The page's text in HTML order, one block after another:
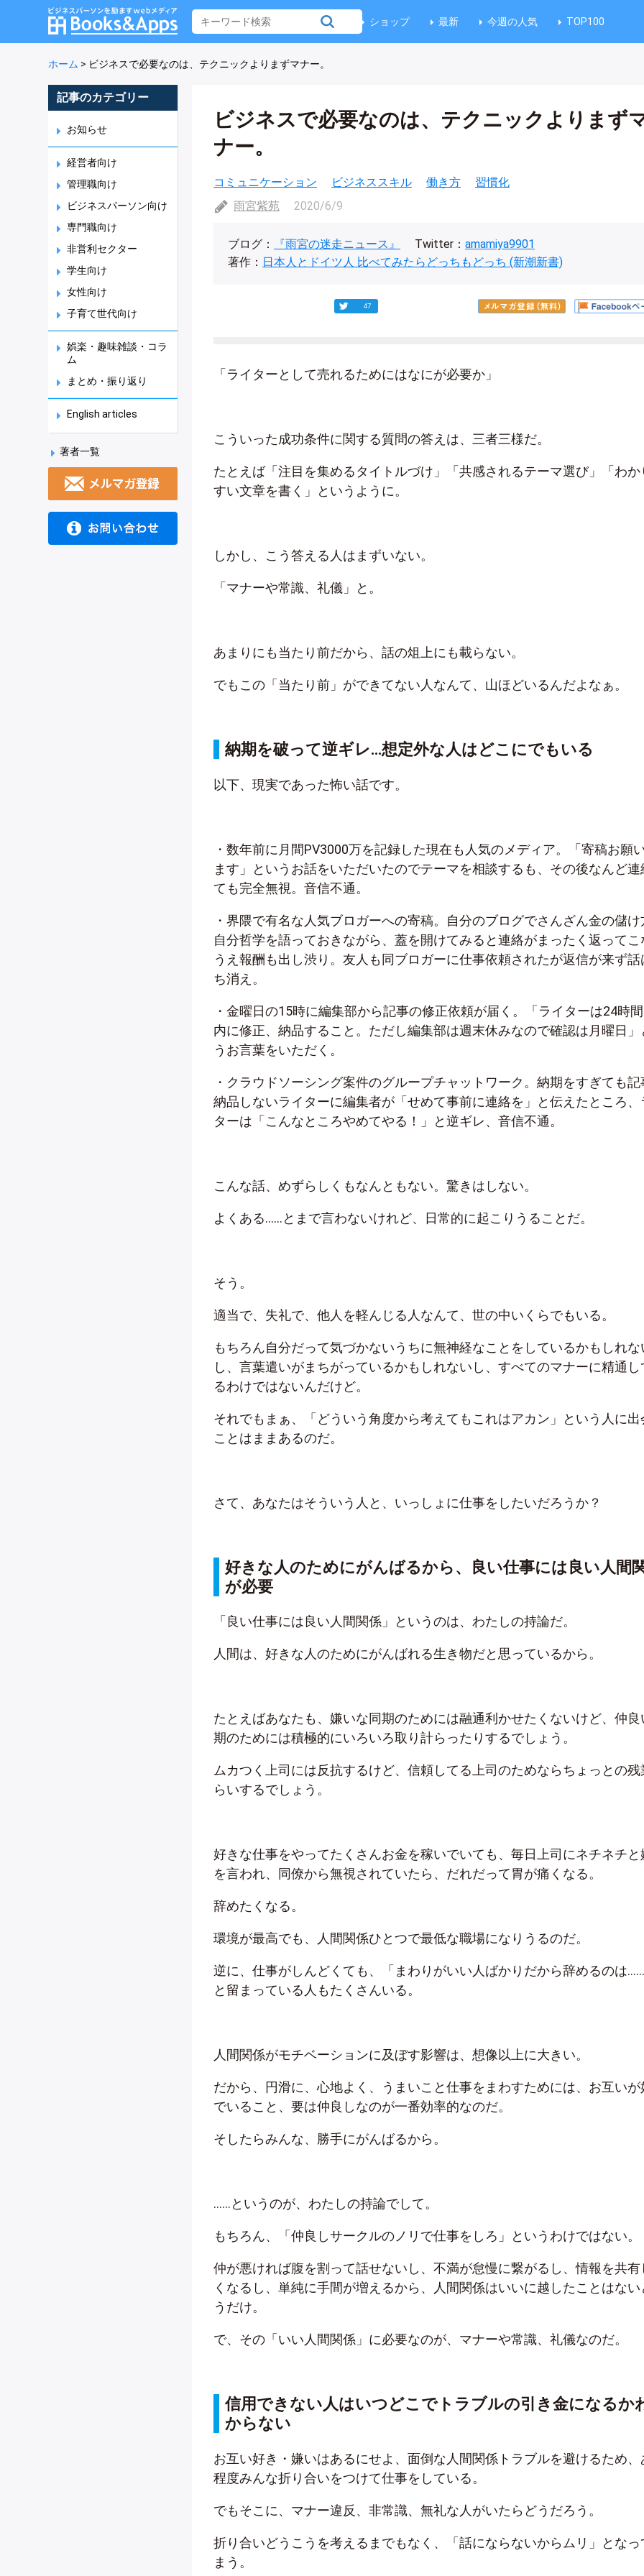
ショップ 最新 今週の人気 TOP100
ホーム > ビジネスで必要なのは、テクニックよりまずマナー。
記事のカテゴリー
お知らせ
経営者向け
管理職向け
ビジネスパーソン向け
専門職向け
非営利セクター
学生向け
女性向け
子育て世代向け
娯楽・趣味雑談・コラ
ム
まとめ・振り返り
English articles
著者一覧
ビジネスで必要なのは、テクニックよりまず
ナー。
コミュニケーション ビジネススキル 働き方
習慣化
雨宮紫苑
2020/6/9
ブログ： 『雨宮の迷走ニュース』 Twitter： amamiya9901
著作： 日本人とドイツ人 比べてみたらどっちもどっち (新潮新書)
47
「ライターとして売れるためにはなにが必要か」
こういった成功条件に関する質問の答えは、三者三様だ。
たとえば「注目を集めるタイトルづけ」「共感されるテーマ選び」「わか
すい文章を書く」というように。
しかし、こう答える人はまずいない。
「マナーや常識、礼儀」と。
あまりにも当たり前だから、話の俎上にも載らない。
でもこの「当たり前」ができてない人なんて、山ほどいるんだよなぁ。
納期を破って逆ギレ…想定外な人はどこにでもいる
以下、現実であった怖い話です。
・数年前に月間PV3000万を記録した現在も人気のメディア。「寄稿お願
ます」というお話をいただいたのでテーマを相談するも、その後なんど連
ても完全無視。音信不通。
・界隈で有名な人気ブロガーへの寄稿。自分のブログでさんざん金の儲け
自分哲学を語っておきながら、蓋を開けてみると連絡がまったく返ってこ
うえ報酬も出し渋り。友人も同ブロガーに仕事依頼されたが返信が来ず話
ち消え。
・金曜日の15時に編集部から記事の修正依頼が届く。「ライターは24時
内に修正、納品すること。ただし編集部は週末休みなので確認は月曜日」
うお言葉をいただく。
・クラウドソーシング案件のグループチャットワーク。納期をすぎても記
納品しないライターに編集者が「せめて事前に連絡を」と伝えたところ、
ターは「こんなところやめてやる！」と逆ギレ、音信不通。
こんな話、めずらしくもなんともない。驚きはしない。
よくある……とまで言わないけれど、日常的に起こりうることだ。
そう。
適当で、失礼で、他人を軽んじる人なんて、世の中いくらでもいる。
もちろん自分だって気づかないうちに無神経なことをしているかもしれな
し、言葉遣いがまちがっているかもしれないし、すべてのマナーに精通し
るわけではないんだけど。
それでもまぁ、「どういう角度から考えてもこれはアカン」という人に出
ことはままあるのだ。
さて、あなたはそういう人と、いっしょに仕事をしたいだろうか？
好きな人のためにがんばるから、良い仕事には良い人間
が必要
「良い仕事には良い人間関係」というのは、わたしの持論だ。
人間は、好きな人のためにがんばれる生き物だと思っているから。
たとえばあなたも、嫌いな同期のためには融通利かせたくないけど、仲良
期のためには積極的にいろいろ取り計らったりするでしょう。
ムカつく上司には反抗するけど、信頼してる上司のためならちょっとの残
らいするでしょう。
好きな仕事をやってたくさんお金を稼いでいても、毎日上司にネチネチと
を言われ、同僚から無視されていたら、だれだって胃が痛くなる。
辞めたくなる。
環境が最高でも、人間関係ひとつで最低な職場になりうるのだ。
逆に、仕事がしんどくても、「まわりがいい人ばかりだから辞めるのは……
と留まっている人もたくさんいる。
人間関係がモチベーションに及ぼす影響は、想像以上に大きい。
だから、円滑に、心地よく、うまいこと仕事をまわすためには、お互いが
でいること、要は仲良しなのが一番効率的なのだ。
そしたらみんな、勝手にがんばるから。
……というのが、わたしの持論でして。
もちろん、「仲良しサークルのノリで仕事をしろ」というわけではない。
仲が悪ければ腹を割って話せないし、不満が怠慢に繋がるし、情報を共有
くなるし、単純に手間が増えるから、人間関係はいいに越したことはない
うだけ。
で、その「いい人間関係」に必要なのが、マナーや常識、礼儀なのだ。
信用できない人はいつどこでトラブルの引き金になるか
からない
お互い好き・嫌いはあるにせよ、面倒な人間関係トラブルを避けるため、
程度みんな折り合いをつけて仕事をしている。
でもそこに、マナー違反、非常識、無礼な人がいたらどうだろう。
折り合いどうこうを考えるまでもなく、「話にならないからムリ」となっ
まう。